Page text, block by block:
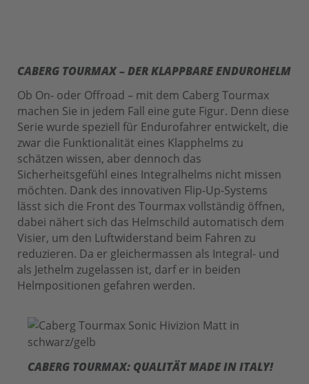
CABERG TOURMAX – DER KLAPPBARE ENDUROHELM
Ob On- oder Offroad – mit dem Caberg Tourmax
machen Sie in jedem Fall eine gute Figur. Denn diese
Serie wurde speziell für Endurofahrer entwickelt, die
zwar die Funktionalität eines Klapphelms zu
schätzen wissen, aber dennoch das
Sicherheitsgefühl eines Integralhelms nicht missen
möchten. Dank des innovativen Flip-Up-Systems
lässt sich die Front des Tourmax vollständig öffnen,
dabei nähert sich das Helmschild automatisch dem
Visier, um den Luftwiderstand beim Fahren zu
reduzieren. Da er gleichermassen als Integral- und
als Jethelm zugelassen ist, darf er in beiden
Helmpositionen gefahren werden.
CABERG TOURMAX: QUALITÄT MADE IN ITALY!